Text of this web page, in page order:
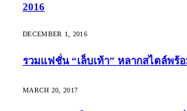
2016
DECEMBER 1, 2016
รวมแฟชั่น “เล็บเท้า” หลากสไตล์พร้
MARCH 20, 2017